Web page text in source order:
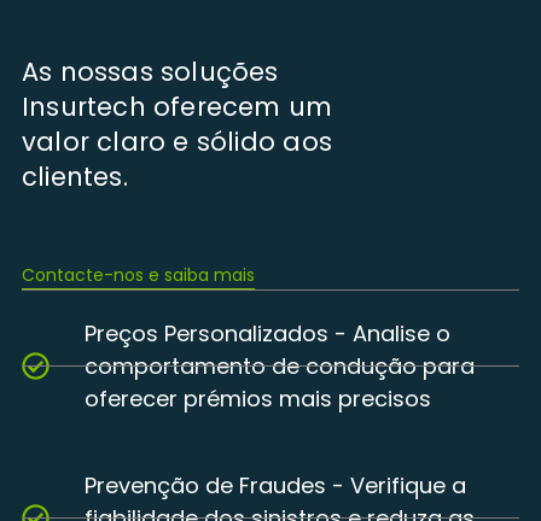
As nossas soluções
Insurtech oferecem um
valor claro e sólido aos
clientes.
Contacte-nos e saiba mais
Preços Personalizados - Analise o
comportamento de condução para
oferecer prémios mais precisos
Prevenção de Fraudes - Verifique a